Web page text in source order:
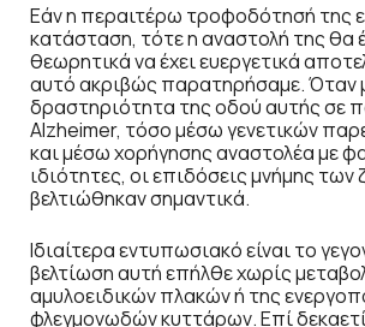
Εάν η περαιτέρω τροφοδότησή της
κατάσταση, τότε η αναστολή της θα
θεωρητικά να έχει ευεργετικά
αυτό ακριβώς παρατηρήσαμε. Όταν
δραστηριότητα της οδού αυτής σε
Alzheimer, τόσο μέσω γενετικών
και μέσω χορήγησης αναστολέα με
ιδιότητες, οι επιδόσεις μνήμης
βελτιώθηκαν σημαντικά.
Ιδιαίτερα εντυπωσιακό είναι το
βελτίωση αυτή επήλθε χωρίς
αμυλοειδικών πλακών ή της
φλεγμονωδών κυττάρων. Επί